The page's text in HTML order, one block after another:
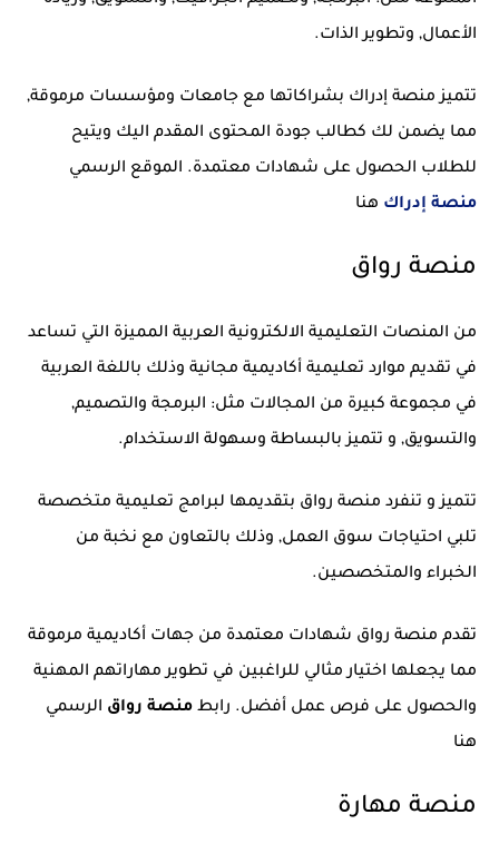
الأعمال, وتطوير الذات.
تتميز منصة إدراك بشراكاتها مع جامعات ومؤسسات مرموقة,
مما يضمن لك كطالب جودة المحتوى المقدم اليك ويتيح
للطلاب الحصول على شهادات معتمدة. الموقع الرسمي
منصة إدراك هنا
منصة رواق
من المنصات التعليمية الالكترونية العربية المميزة التي تساعد
في تقديم موارد تعليمية أكاديمية مجانية وذلك باللغة العربية
في مجموعة كبيرة من المجالات مثل: البرمجة والتصميم,
والتسويق, و تتميز بالبساطة وسهولة الاستخدام.
تتميز و تنفرد منصة رواق بتقديمها لبرامج تعليمية متخصصة
تلبي احتياجات سوق العمل, وذلك بالتعاون مع نخبة من
الخبراء والمتخصصين.
تقدم منصة رواق شهادات معتمدة من جهات أكاديمية مرموقة
مما يجعلها اختيار مثالي للراغبين في تطوير مهاراتهم المهنية
والحصول على فرص عمل أفضل. رابط منصة رواق الرسمي
هنا
منصة مهارة